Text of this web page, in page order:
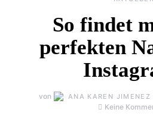
So findet
perfekten
von ANA KAREN JIMENEZ
Keine